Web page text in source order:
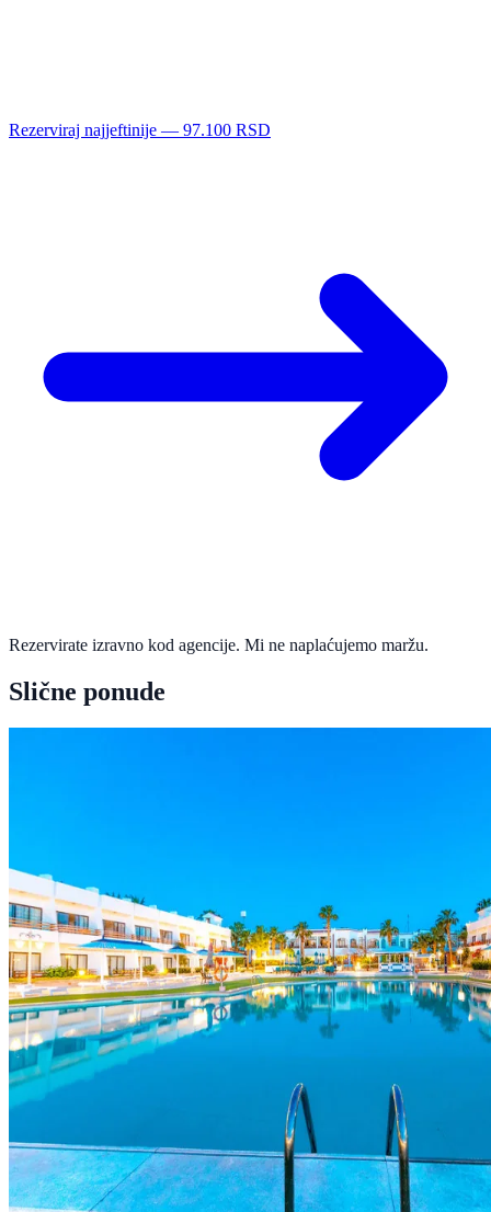
Rezerviraj najjeftinije — 97.100 RSD
Rezervirate izravno kod agencije. Mi ne naplaćujemo maržu.
Slične ponude